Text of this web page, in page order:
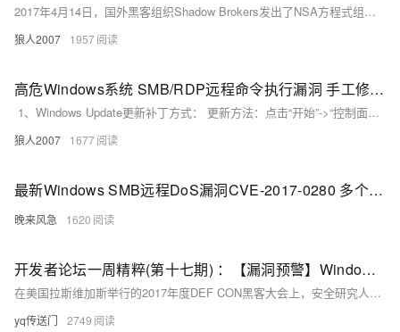
2017年4月14日，国外黑客组织Shadow Brokers发出了NSA方程式组织的机密文档，包含了多个Windows 远程漏洞利用工具，该工具包可以可以覆盖全球70%的Windows服务器，为了确保您在阿里云上的业务安全，请您关注，具体漏洞详情如下: 漏洞编号: 暂无 漏洞名称: Windows系统多个SMB\RDP远程命令执行漏洞官方评级: 高危 漏洞描述: 国外黑客组织Shadow Brokers发出了NSA方程式组织的机密文档，包含了多个Windows 远程漏洞利用工具，该工具包可以可以覆盖全球70%的Windows服务器，可以利用SMB、RDP服务成功入侵服务器。
狼人2007 1957
高危Windows系统 SMB/RDP远程命令执行漏洞 手工修复办法
1、Windows Update更新补丁方式： 更新方法：点击“开始”->“控制面板”->“Windows Update” ，点击“检查更新”-“安装更新”： 2、检查安装结果: 点击“查看更新历史记录”，检查安装的补丁: 3、重启系统生效 漏洞参考： https://blogs.
狼人2007 1677
最新Windows SMB远程DoS漏洞CVE-2017-0280 多个Windows客户端及服务器产品受影响
晚来风急 1620
开发者论坛一周精粹(第十七期) ：【漏洞预警】Windows再被爆SMB服务0day漏洞，阿里云提示您关注并修复
在美国拉斯维加斯举行的2017年度DEF CON黑客大会上，安全研究人员公布了Windows系统上的一个长达20年没有发现的漏洞，该漏洞名为“SMBLoris”，黑客可以轻松的使用简短的20行代码利用该漏洞即可发起DoS攻击导致系统内存资源耗尽，该漏洞影响Windows 2000及以上系统的SMBv...
yq传送门 2749